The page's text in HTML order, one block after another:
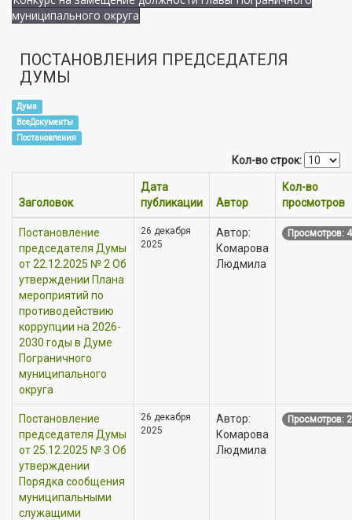
муниципального округа
ПОСТАНОВЛЕНИЯ ПРЕДСЕДАТЕЛЯ
ДУМЫ
Дума
ВсеДокументы
Постановления
Кол-во строк:
Заголовок
Дата
публикации
Автор
Кол-во
просмотров
Постановление
председателя Думы
от 22.12.2025 № 2 Об
утверждении Плана
мероприятий по
противодействию
коррупции на 2026-
2030 годы в Думе
Пограничного
муниципального
округа
26 декабря
2025
Автор:
Комарова
Людмила
Просмотров:
Постановление
председателя Думы
от 25.12.2025 № 3 Об
утверждении
Порядка сообщения
муниципальными
служащими
26 декабря
2025
Автор:
Комарова
Людмила
Просмотров: